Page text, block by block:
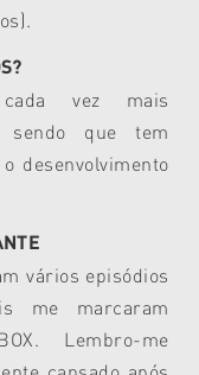
vez mais
sendo que tem
desenvolvimento
vários episódios
me marcaram
Lembro-me